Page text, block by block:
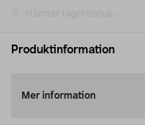
Produktinformation
Mer information